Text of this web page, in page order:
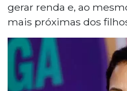
gerar renda e, ao
mais próximas dos